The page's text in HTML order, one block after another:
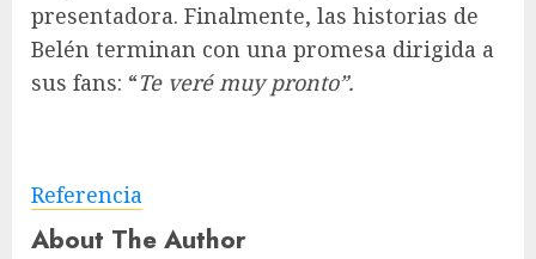
presentadora. Finalmente, las historias de
Belén terminan con una promesa dirigida a
sus fans: “Te veré muy pronto”.
Referencia
About The Author